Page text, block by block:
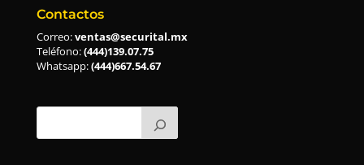
Contactos
Correo:ventas@securital.mx
Teléfono:(444)139.07.75
Whatsapp:(444)667.54.67